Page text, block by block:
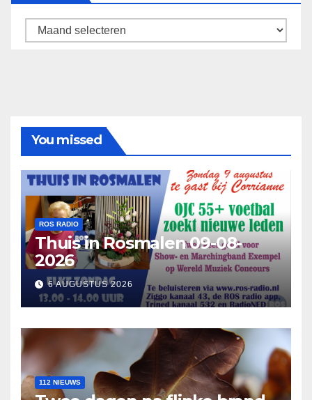
Archief
You missed
ROS RADIO
Thuis in Rosmalen 09-08-
2026
6 AUGUSTUS 2026
112 NIEUWS